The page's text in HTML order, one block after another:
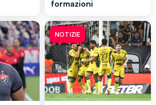
formazioni
NOTIZIE